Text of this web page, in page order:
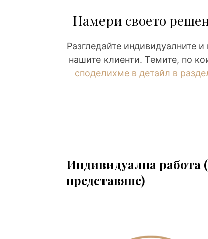
Намери своето
Разгледайте индивидуалните
нашите клиенти. Темите, по
споделихме в детайл в
Индивидуална работа
представяне)